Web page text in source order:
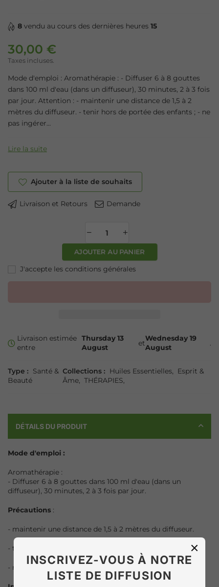
INSCRIVEZ-VOUS À NOTRE
LISTE DE DIFFUSION
×
8 vendu au cours des dernières heures 15
Prix régulier
30,00 €
Taxes incluses.
Mode d'emploi : Aromathérapie : - Diffuser 6 à 8 gouttes
dans 100 ml d'eau (dans un diffuseur), 30 minutes, 2 à 3 fois
par jour. Attention : - maintenir une distance de 1,5 à 2
mètres du diffuseur. - tenir hors de portée des enfants ; - ne
pas ingérer...
Lire la suite
Ajouter à la liste de souhaits
Livraison et Retours Demande
AJOUTER AU PANIER
J'accepte les conditions générales
Livraison estimée
entre
Thursday 13
August
et
Wednesday 19
August
.
Type : Santé &
Beauté
Collections : Huiles Essentielles, Esprit &
Âme,THÉRAPIES,
DÉTAILS DU PRODUIT
Mode d'emploi :
Aromathérapie :
- Diffuser 6 à 8 gouttes dans 100 ml d'eau (dans un
diffuseur), 30 minutes, 2 à 3 fois par jour.
Précautions :
- maintenir une distance de 1,5 à 2 mètres du diffuseur.
- tenir hors de portée des enfants ;
- ne pas ingérer.